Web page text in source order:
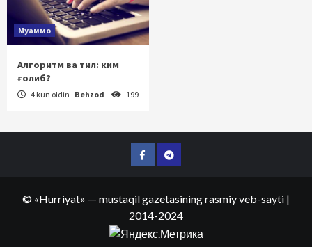
Муаммо
Алгоритм ва тил: ким
ғолиб?
4 kun oldin Behzod 199
FacebookTelegram
© «Hurriyat» — mustaqil gazetasining rasmiy veb-sayti |
2014-2024